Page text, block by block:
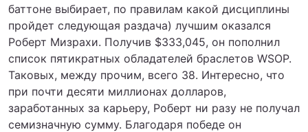
баттоне выбирает, по правилам какой дисциплины
пройдет следующая раздача) лучшим оказался
Роберт Мизрахи. Получив $333,045, он пополнил
список пятикратных обладателей браслетов WSOP.
Таковых, между прочим, всего 38. Интересно, что
при почти десяти миллионах долларов,
заработанных за карьеру, Роберт ни разу не получал
семизначную сумму. Благодаря победе он